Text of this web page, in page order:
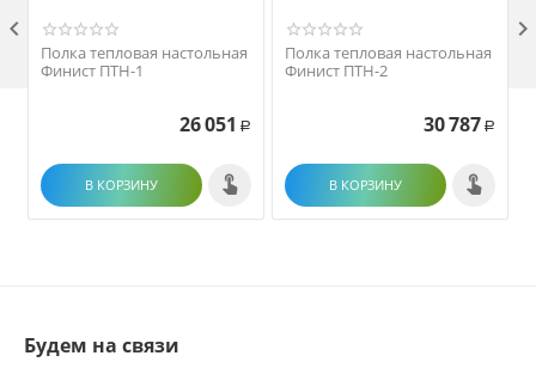
Полка тепловая настольная
Финист ПТН-1
26 051 Р
В КОРЗИНУ
Полка тепловая настольная
Финист ПТН-2
30 787 Р
В КОРЗИНУ
 
Будем на связи